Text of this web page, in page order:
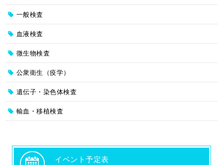
一般検査
血液検査
微生物検査
公衆衛生（疫学）
遺伝子・染色体検査
輸血・移植検査
イベント予定表